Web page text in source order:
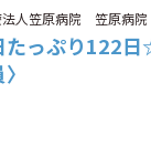
法人笠原病院 笠原病院
たっぷり122